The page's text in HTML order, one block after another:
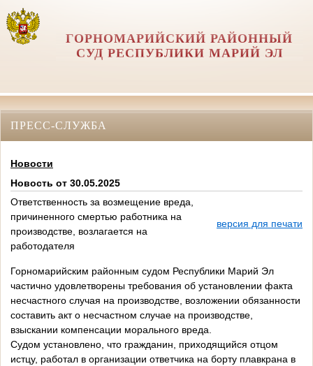
ГОРНОМАРИЙСКИЙ РАЙОННЫЙ
СУД РЕСПУБЛИКИ МАРИЙ ЭЛ
ПРЕСС-СЛУЖБА
Новости
Новость от 30.05.2025
Ответственность за возмещение вреда,
причиненного смертью работника на
производстве, возлагается на
работодателя
версия для печати
Горномарийским районным судом Республики Марий Эл
частично удовлетворены требования об установлении факта
несчастного случая на производстве, возложении обязанности
составить акт о несчастном случае на производстве,
взыскании компенсации морального вреда.
Судом установлено, что гражданин, приходящийся отцом
истцу, работал в организации ответчика на борту плавкрана в